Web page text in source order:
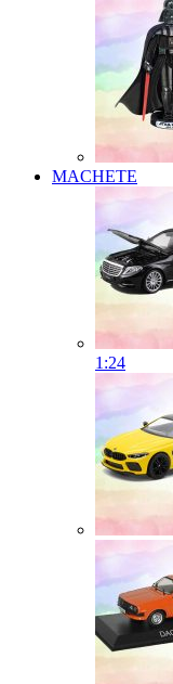
MACHETE
1:24